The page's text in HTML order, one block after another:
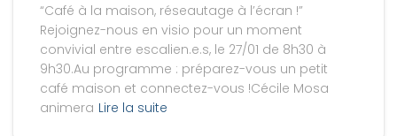
“Café à la maison, réseautage à l’écran !”
Rejoignez-nous en visio pour un moment
convivial entre escalien.e.s, le 27/01 de 8h30 à
9h30.Au programme : préparez-vous un petit
café maison et connectez-vous !Cécile Mosa
animera Lire la suite